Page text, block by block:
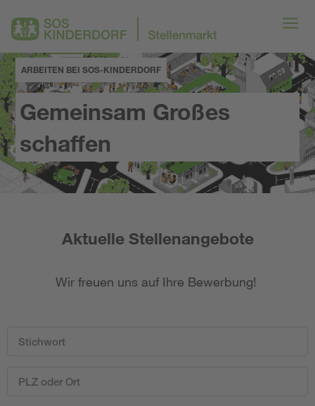
ARBEITEN BEI SOS-KINDERDORF
Gemeinsam Großes
schaffen
Aktuelle Stellenangebote
Wir freuen uns auf Ihre Bewerbung!